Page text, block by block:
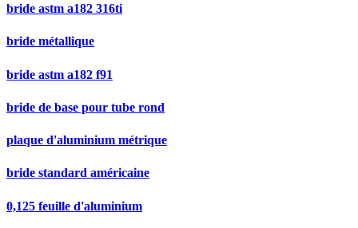
bride astm a182 316ti
bride métallique
bride astm a182 f91
bride de base pour tube rond
plaque d'aluminium métrique
bride standard américaine
0,125 feuille d'aluminium